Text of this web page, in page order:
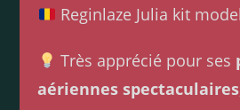
Reginlaze Julia kit model
Très apprécié pour ses
aériennes spectaculaires